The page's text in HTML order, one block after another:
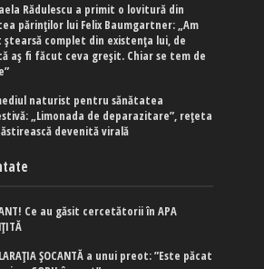
Rădulescu a primit o lovitură din
părinților lui Felix Baumgartner: „Am
complet din existența lui, de
aș fi făcut ceva greșit. Chiar se tem de
naturist pentru sănătatea
„Limonada de deparazitare”, rețeta
devenită virală
Ce au găsit cercetătorii în APA
ȘOCANTĂ a unui preot: ”Este păcat